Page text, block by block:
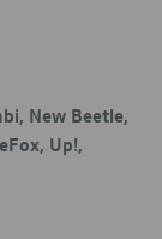
New Beetle,
Up!,